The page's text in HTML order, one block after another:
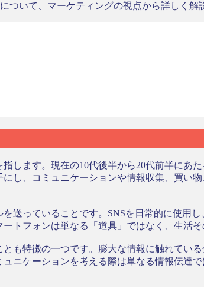
いて、マーケティングの視点から詳しく解
します。現在の10代後半から20代前半にあ
し、コミュニケーションや情報収集、買い
送っていることです。SNSを日常的に使用
トフォンは単なる「道具」ではなく、生活
も特徴の一つです。膨大な情報に触れてい
ニケーションを考える際は単なる情報伝達